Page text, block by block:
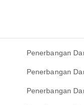
Penerbangan
Penerbangan
Penerbangan